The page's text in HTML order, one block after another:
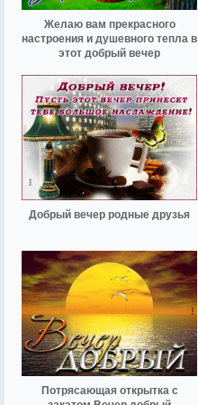
Желаю вам прекрасного
настроения и душевного тепла в
этот добрый вечер
Добрый вечер родные друзья
Потрясающая открытка с